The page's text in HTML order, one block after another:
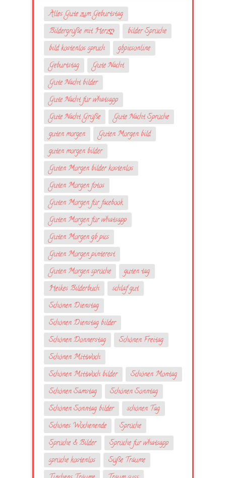
Alles Gute zum Geburtstag
Bildergrüße mit Herzღ
bilder Sprüche
bild kostenlos spruch
gbpicsonline
Geburtstag
Gute Nacht
Gute Nacht bilder
Gute Nacht für whatsapp
Gute Nacht Grüße
Gute Nacht Sprüche
guten morgen
Guten Morgen bild
guten morgen bilder
Guten Morgen bilder kostenlos
Guten Morgen fotos
Guten Morgen für facebook
Guten Morgen für whatsapp
Guten Morgen gb pics
Guten Morgen pinterest
Guten Morgen sprüche
guten tag
Heikes Bilderbuch
schlaf gut
Schönen Dienstag
Schönen Dienstag bilder
Schönen Donnerstag
Schönen Freitag
Schönen Mittwoch
Schönen Mittwoch bilder
Schönen Montag
Schönen Samstag
Schönen Sonntag
Schönen Sonntag bilder
schönen Tag
Schönes Wochenende
Sprüche
Sprüche & Bilder
Sprüche fur whatsapp
sprüche kostenlos
Süße Träume